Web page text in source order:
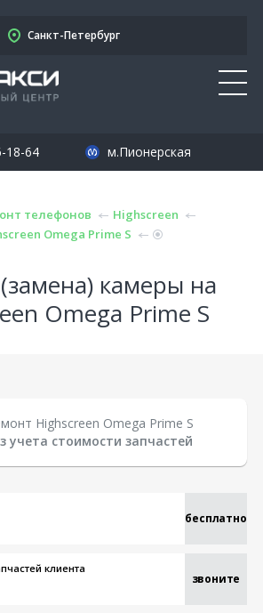
Санкт-Петербург
18-64 м.Пионерская
телефонов
Highscreen
Omega Prime S
камеры на
Omega Prime S
Highscreen Omega Prime S
учета стоимости запчастей
бесплатно
клиента
звоните